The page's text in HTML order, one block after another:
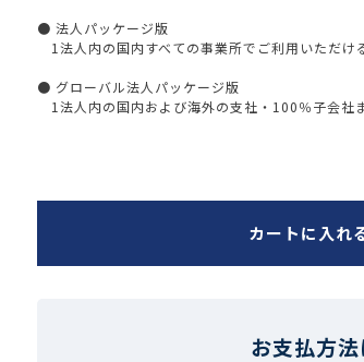
● 法人パッケージ版
1法人内の国内すべての事業所でご利用いただけ
● グローバル法人パッケージ版
1法人内の国内および海外の支社・100％子会社
カートに入れ
お支払方